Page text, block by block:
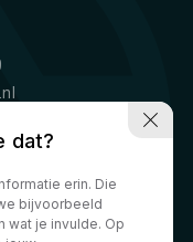
dat?
erin. Die
bijvoorbeeld
wat je invulde. Op